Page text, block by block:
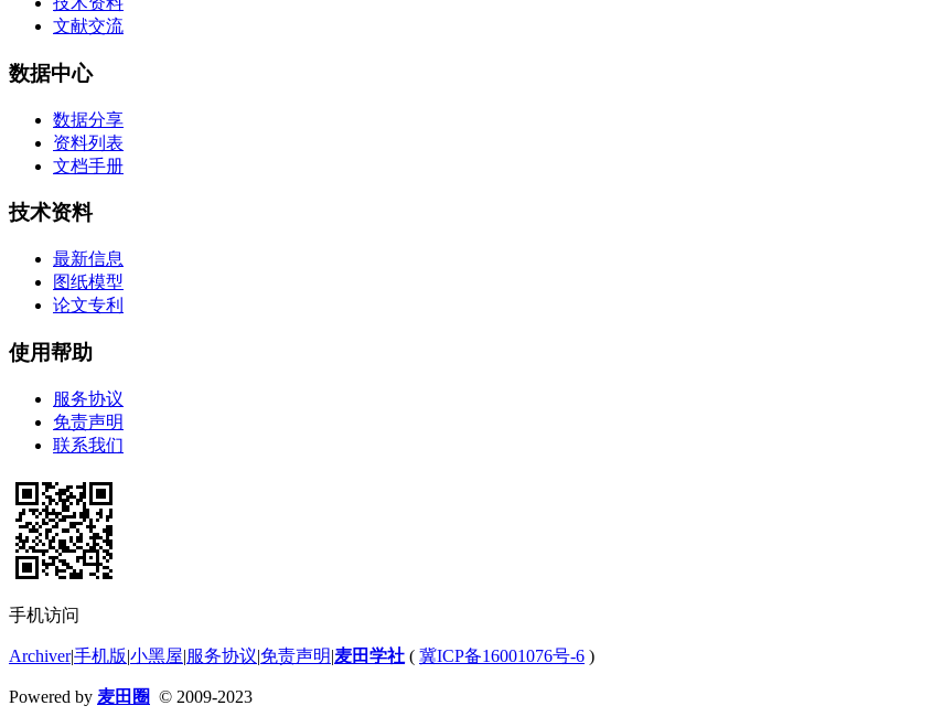
文献交流
数据中心
数据分享
资料列表
文档手册
技术资料
最新信息
图纸模型
论文专利
使用帮助
服务协议
免责声明
联系我们
手机访问
Archiver|手机版|小黑屋|服务协议|免责声明|麦田学社 ( 冀ICP备16001076号-6 )
Powered by 麦田圈 © 2009-2023